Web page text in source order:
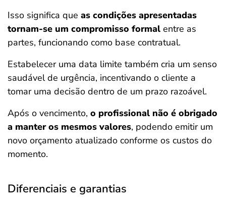
Isso significa que as condições apresentadas
tornam-se um compromisso formal entre as
partes, funcionando como base contratual.
Estabelecer uma data limite também cria um senso
saudável de urgência, incentivando o cliente a
tomar uma decisão dentro de um prazo razoável.
Após o vencimento, o profissional não é obrigado
a manter os mesmos valores, podendo emitir um
novo orçamento atualizado conforme os custos do
momento.
Diferenciais e garantias